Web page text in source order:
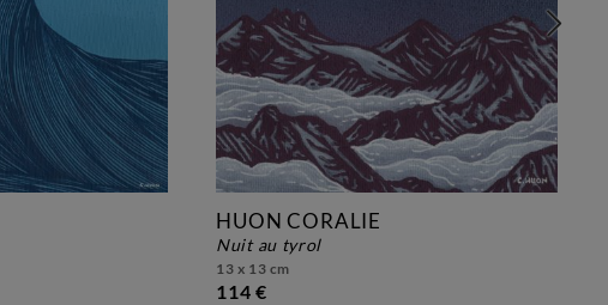
HUON CORALIE
nuit au tyrol
13 x 13 cm
114 €